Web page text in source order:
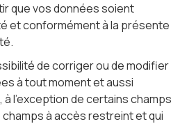
que vos données soient
et conformément à la présente
de corriger ou de modifier
à tout moment et aussi
l'exception de certains champs
à accès restreint et qui